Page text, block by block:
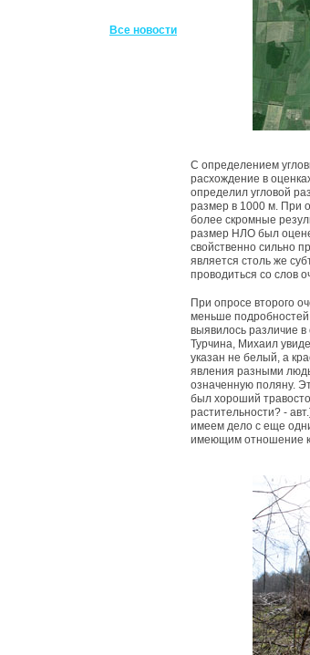
Все новости
С определением
расхождение в
определил угловой
размер в 1000 м. При
более скромные
размер НЛО был
свойственно сильно
является столь же
проводиться со слов
При опросе второго
меньше подробностей
выявилось различие
Турчина, Михаил
указан не белый, а
явления разными
означенную поляну.
был хороший
растительности? -
имеем дело с еще
имеющим отношение